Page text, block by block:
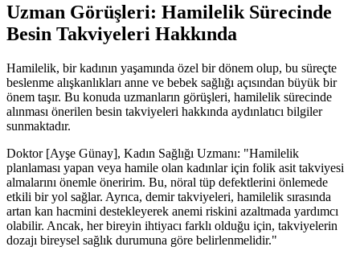
Uzman Görüşleri: Hamilelik Sürecinde
Besin Takviyeleri Hakkında
Hamilelik, bir kadının yaşamında özel bir dönem olup, bu süreçte
beslenme alışkanlıkları anne ve bebek sağlığı açısından büyük bir
önem taşır. Bu konuda uzmanların görüşleri, hamilelik sürecinde
alınması önerilen besin takviyeleri hakkında aydınlatıcı bilgiler
sunmaktadır.
Doktor [Ayşe Günay], Kadın Sağlığı Uzmanı: "Hamilelik
planlaması yapan veya hamile olan kadınlar için folik asit takviyesi
almalarını önemle öneririm. Bu, nöral tüp defektlerini önlemede
etkili bir yol sağlar. Ayrıca, demir takviyeleri, hamilelik sırasında
artan kan hacmini destekleyerek anemi riskini azaltmada yardımcı
olabilir. Ancak, her bireyin ihtiyacı farklı olduğu için, takviyelerin
dozajı bireysel sağlık durumuna göre belirlenmelidir."